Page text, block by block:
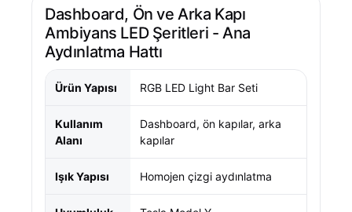
Dashboard, Ön ve Arka Kapı
Ambiyans LED Şeritleri - Ana
Aydınlatma Hattı
Ürün Yapısı RGB LED Light Bar Seti
Kullanım
Alanı
Dashboard, ön kapılar, arka
kapılar
Işık Yapısı Homojen çizgi aydınlatma